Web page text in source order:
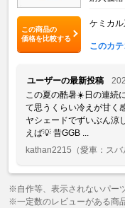
この商品の
価格を比較する
ケミカル
このカ
ユーザーの最新投稿
この夏の酷暑☀️日の連続
て思うくらい冷えが甘く
ヤシェードでずいぶん涼
えば💡 昔GGB ...
kathan2215 （愛車：ス
※自作等、表示されないパー
※一定数のレビューがある商